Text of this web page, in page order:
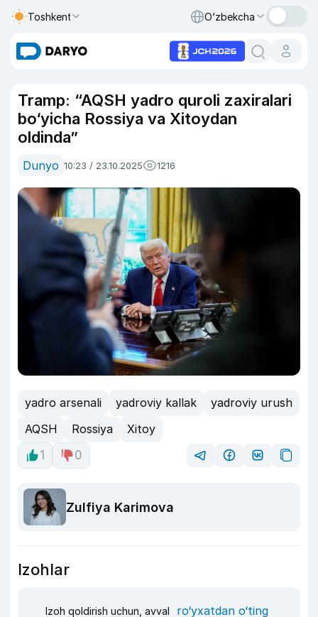
Toshkent O‘zbekcha
Tramp: “AQSH yadro quroli zaxiralari
bo‘yicha Rossiya va Xitoydan
oldinda”
Dunyo 10:23 / 23.10.2025 1216
yadro arsenali yadroviy kallak
yadroviy urush
AQSH
Rossiya
Xitoy
1
0
Zulfiya Karimova
Izohlar
Izoh qoldirish uchun, avval ro‘yxatdan o‘ting